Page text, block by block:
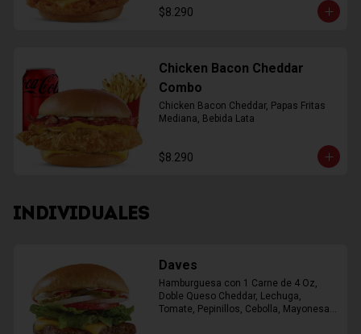
$8.290
Chicken Bacon Cheddar
Combo
Chicken Bacon Cheddar, Papas Fritas
Mediana, Bebida Lata
$8.290
INDIVIDUALES
Daves
Hamburguesa con 1 Carne de 4 Oz,
Doble Queso Cheddar, Lechuga,
Tomate, Pepinillos, Cebolla, Mayonesa,